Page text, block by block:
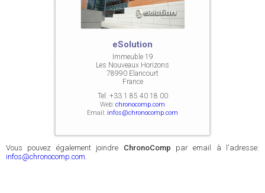
eSolution
Immeuble 19
Les Nouveaux Horizons
78990 Elancourt
France
Tel: +33 1 85 40 18 00
Web: chronocomp.com
Email: infos@chronocomp.com
Vous pouvez également joindre ChronoComp par email à l'adresse:
infos@chronocomp.com.